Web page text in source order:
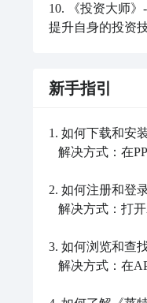
10. 《投资大师
提升自身的投资
新手指引
1. 如何下载和安
2. 如何注册和登
3. 如何浏览和查